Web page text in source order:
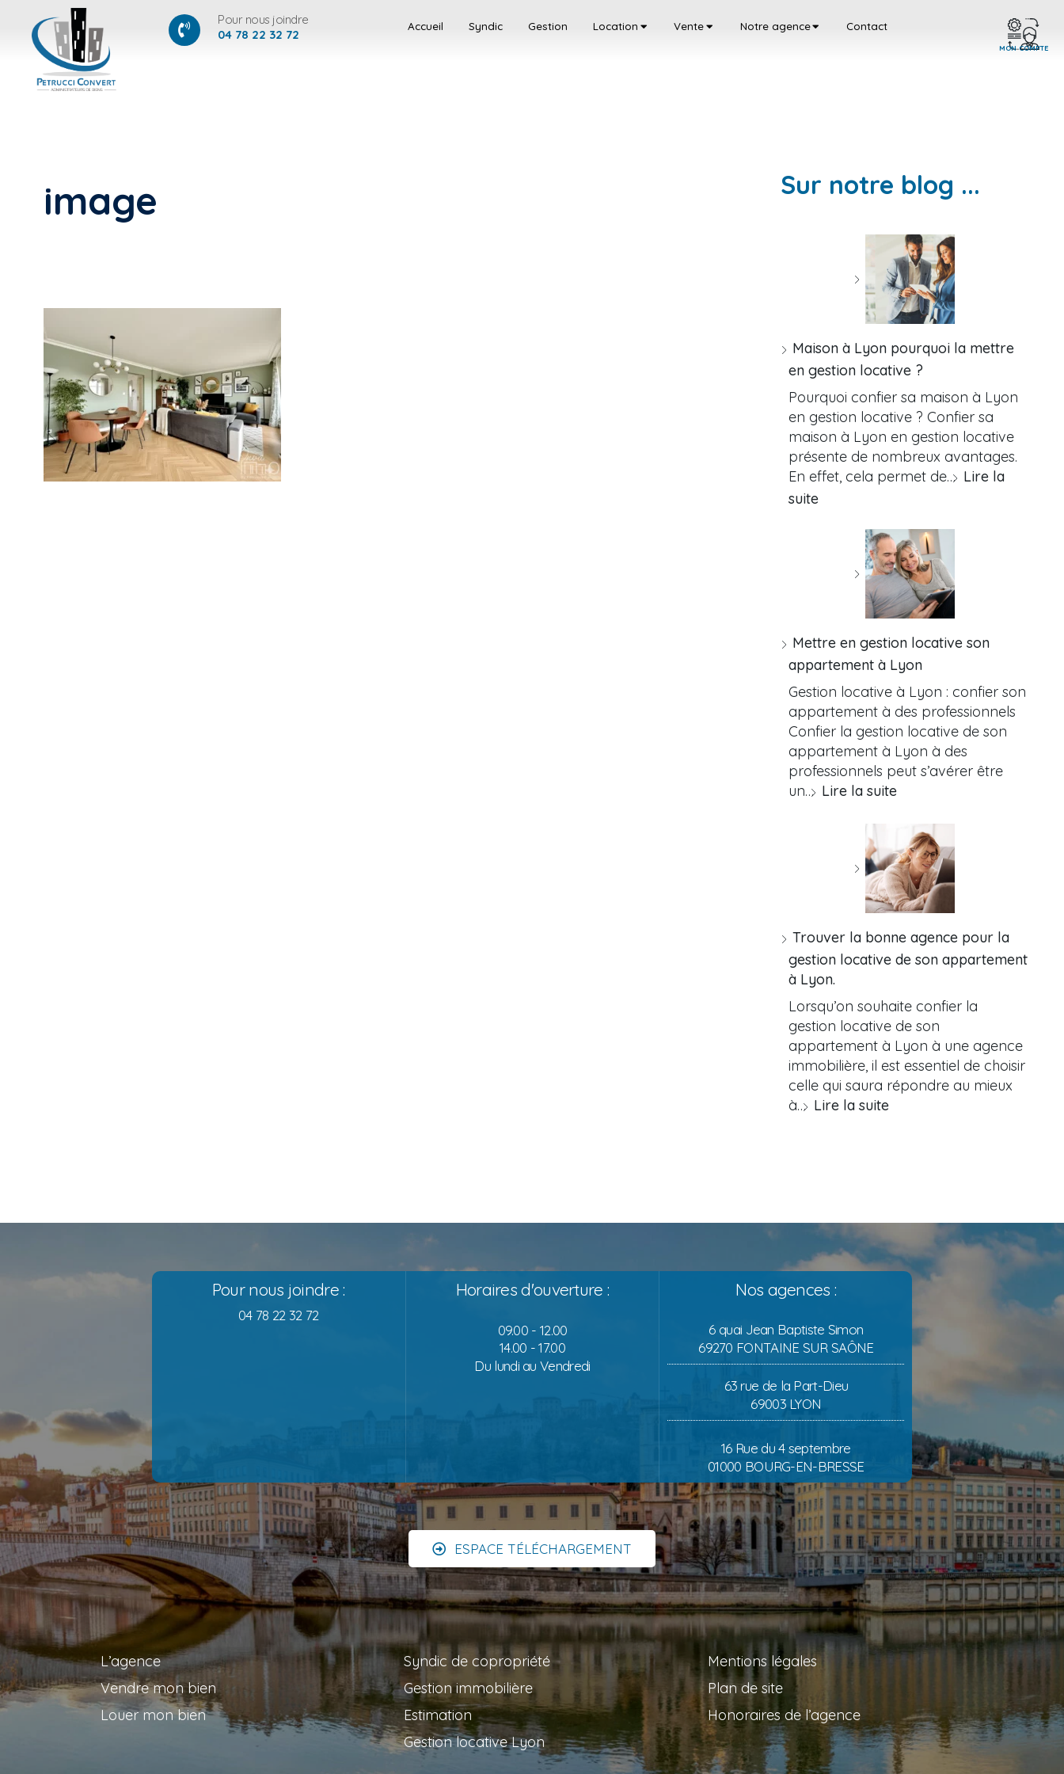
04 78 22 32 72
Pour nous joindre Accueil Syndic Gestion Location Vente Notre agence Contact
MON COMPTE
image Sur notre blog ...
Maison à Lyon pourquoi la mettre
en gestion locative ?
Pourquoi confier sa maison à Lyon
en gestion locative ? Confier sa
maison à Lyon en gestion locative
présente de nombreux avantages.
En effet, cela permet de… Lire la
suite
Mettre en gestion locative son
appartement à Lyon
Gestion locative à Lyon : confier son
appartement à des professionnels
Confier la gestion locative de son
appartement à Lyon à des
professionnels peut s’avérer être
un… Lire la suite
Trouver la bonne agence pour la
gestion locative de son appartement
à Lyon.
Lorsqu’on souhaite confier la
gestion locative de son
appartement à Lyon à une agence
immobilière, il est essentiel de choisir
celle qui saura répondre au mieux
à… Lire la suite
Pour nous joindre :
04 78 22 32 72
Horaires d'ouverture :
09.00 - 12.00
14.00 - 17.00
Du lundi au Vendredi
Nos agences :
6 quai Jean Baptiste Simon
69270 FONTAINE SUR SAÔNE
63 rue de la Part-Dieu
69003 LYON
16 Rue du 4 septembre
01000 BOURG-EN-BRESSE
ESPACE TÉLÉCHARGEMENT
L’agence
Vendre mon bien
Louer mon bien
Syndic de copropriété
Gestion immobilière
Estimation
Gestion locative Lyon
Mentions légales
Plan de site
Honoraires de l’agence